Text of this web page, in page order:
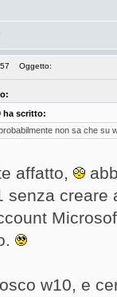
Oggetto:
ha scritto:
non sa che su
affatto,
senza creare
w10, e